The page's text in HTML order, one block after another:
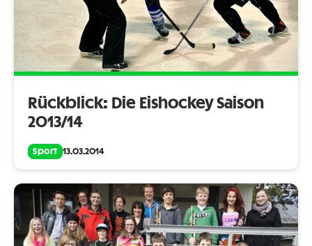
Rückblick: Die Eishockey Saison
2013/14
Sport 13.03.2014